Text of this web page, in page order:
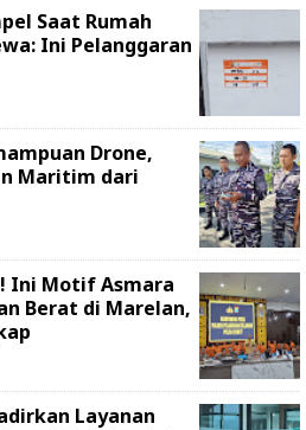
Saat Rumah
Ini Pelanggaran
Drone,
Maritim dari
Ini Motif Asmara
Berat di Marelan,
Layanan